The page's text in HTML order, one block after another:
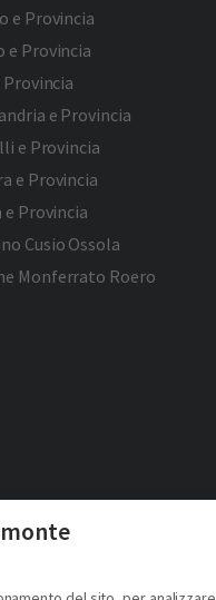
e Provincia
e Provincia
e Provincia
e Provincia
e Provincia
Provincia
Cusio Ossola
Monferrato Roero